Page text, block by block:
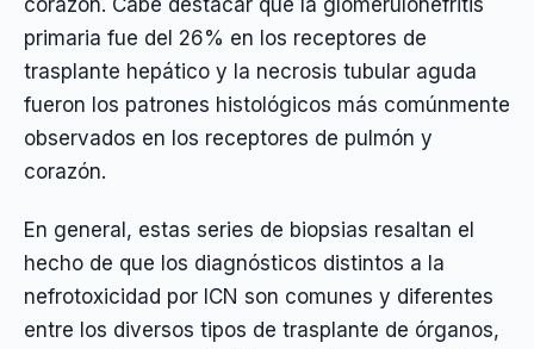
corazón. Cabe destacar que la glomerulonefritis
primaria fue del 26% en los receptores de
trasplante hepático y la necrosis tubular aguda
fueron los patrones histológicos más comúnmente
observados en los receptores de pulmón y
corazón.
En general, estas series de biopsias resaltan el
hecho de que los diagnósticos distintos a la
nefrotoxicidad por ICN son comunes y diferentes
entre los diversos tipos de trasplante de órganos,